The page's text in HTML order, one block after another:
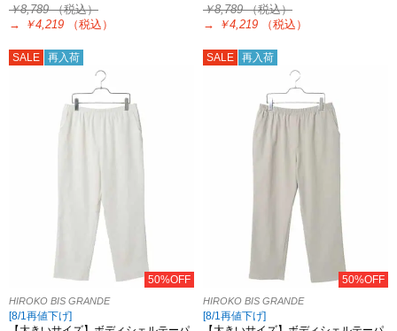
￥8,789（税込）
→
￥4,219 （税込）
￥8,789（税込）
→
￥4,219 （税込）
SALE 再入荷
50%OFF
HIROKO BIS GRANDE
[8/1再値下げ]
SALE 再入荷
50%OFF
HIROKO BIS GRANDE
[8/1再値下げ]